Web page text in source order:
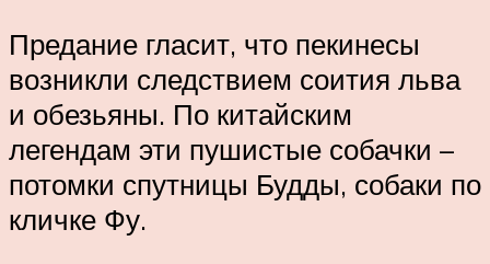
Предание гласит, что пекинесы
возникли следствием соития льва
и обезьяны. По китайским
легендам эти пушистые собачки –
потомки спутницы Будды, собаки по
кличке Фу.